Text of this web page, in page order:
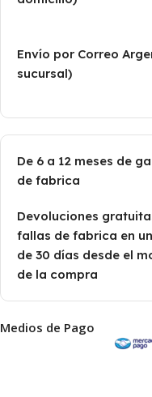
Envío por Correo
sucursal)
De 6 a 12 meses de
de fabrica
Devoluciones
fallas de fabrica en
de 30 días desde el
de la compra
Medios de Pago